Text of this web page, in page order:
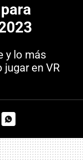
y lo más
en VR